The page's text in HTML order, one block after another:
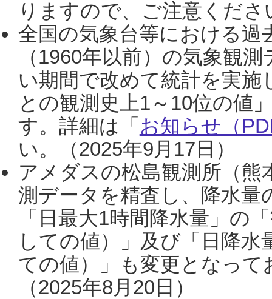
りますので、ご注意くだ
全国の気象台等における過
（1960年以前）の気象観
い期間で改めて統計を実
との観測史上1～10位の値
す。詳細は「 お知らせ（
い。（2025年9月17日）
アメダスの松島観測所（熊
測データを精査し、降水
「日最大1時間降水量」の
しての値）」及び「日降
ての値）」も変更となっ
（2025年8月20日）